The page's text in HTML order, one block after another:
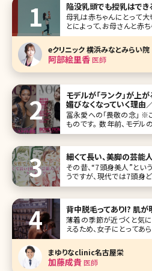
母乳は赤ちゃんにとって大
とによって、お母さんと赤
いわれています。ところが
奥にひっこんでしまう陥
があります。陥没乳頭とは
とともに、治療法など医師
eクリニック 横浜みなとみらい院
阿部絵里香医師
モデルが「ランク」が上
媚びなくなっていく理由
冨永愛への「畏敬の念」 ※この記事は2016年に発表された
ものです。 数年前、モデ
組に出始めたとき、妙な違
タして
細くて長い、美脚の芸能
その昔、“7頭身美人”とい
うですが、現代では7頭身ど
う言葉まで登場してきて
背景には、豊かな食生活
識の向上もそれに拍車を
背中脱毛ってあり!? 肌が
薄着の季節が近づくと気
えるため、女子にとってあ
ですよね。ですが、脇や腕
意外と多い……。どうせな
がでしょう。 「自分は背中
と思う方もいるかもしれま
まゆりなclinic名古屋栄
加藤成貴医師